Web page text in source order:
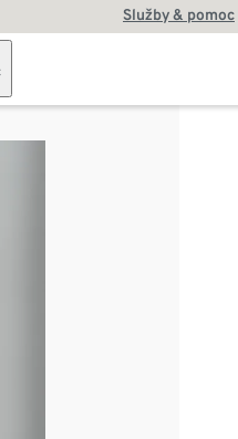
Služby & pomoc